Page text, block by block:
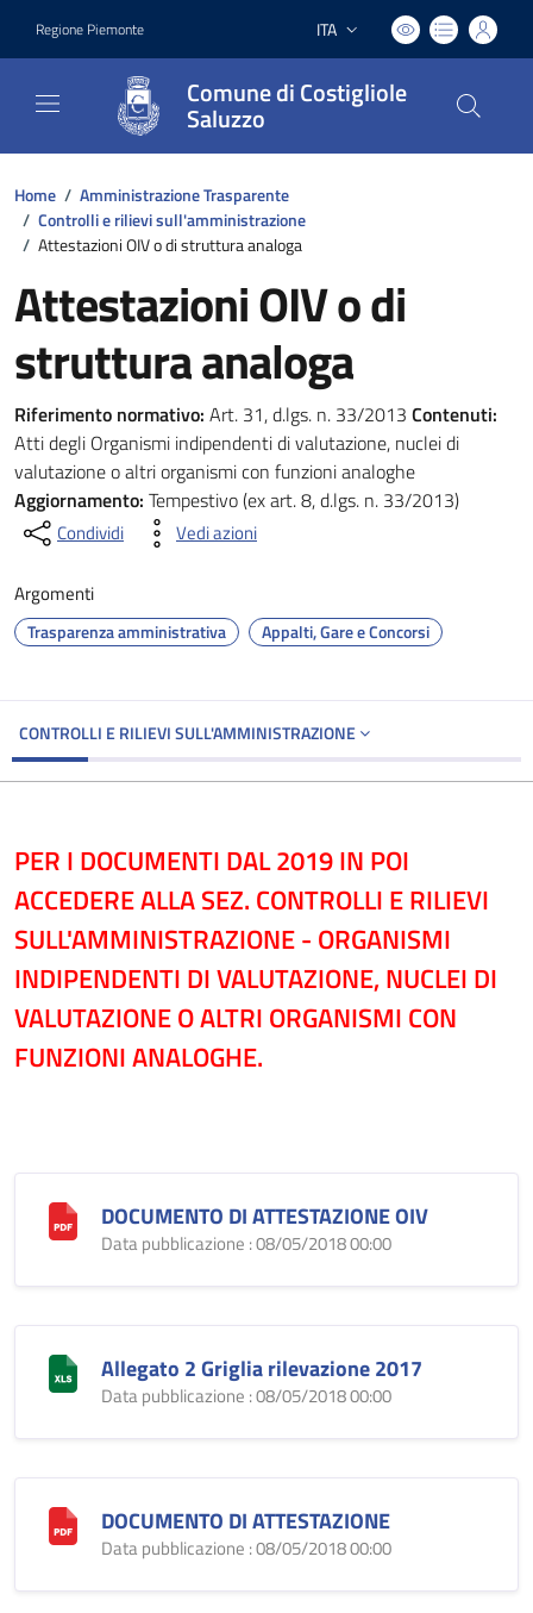
Regione Piemonte Lingua attiva:
ITA
Comune di Costigliole
Saluzzo
Home / Amministrazione Trasparente
/ Controlli e rilievi sull'amministrazione
/ Attestazioni OIV o di struttura analoga
Attestazioni OIV o di
struttura analoga
Riferimento normativo: Art. 31, d.lgs. n. 33/2013 Contenuti:
Atti degli Organismi indipendenti di valutazione, nuclei di
valutazione o altri organismi con funzioni analoghe
Aggiornamento: Tempestivo (ex art. 8, d.lgs. n. 33/2013)
Condividi Vedi azioni
Argomenti
Trasparenza amministrativa Appalti, Gare e Concorsi
CONTROLLI E RILIEVI SULL'AMMINISTRAZIONE
PER I DOCUMENTI DAL 2019 IN POI
ACCEDERE ALLA SEZ. CONTROLLI E RILIEVI
SULL'AMMINISTRAZIONE - ORGANISMI
INDIPENDENTI DI VALUTAZIONE, NUCLEI DI
VALUTAZIONE O ALTRI ORGANISMI CON
FUNZIONI ANALOGHE.
DOCUMENTO DI ATTESTAZIONE OIV
Data pubblicazione : 08/05/2018 00:00
Allegato 2 Griglia rilevazione 2017
Data pubblicazione : 08/05/2018 00:00
DOCUMENTO DI ATTESTAZIONE
Data pubblicazione : 08/05/2018 00:00